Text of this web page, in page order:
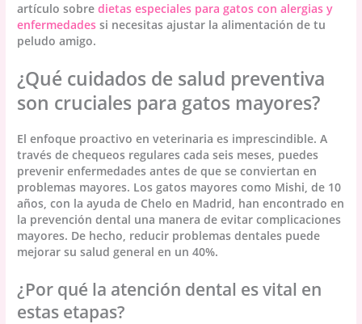
artículo sobredietas especiales para gatos con alergias y
enfermedades si necesitas ajustar la alimentación de tu
peludo amigo.
¿Qué cuidados de salud preventiva
son cruciales para gatos mayores?
El enfoque proactivo en veterinaria es imprescindible. A
través de chequeos regulares cada seis meses, puedes
prevenir enfermedades antes de que se conviertan en
problemas mayores. Los gatos mayores como Mishi, de 10
años, con la ayuda de Chelo en Madrid, han encontrado en
la prevención dental una manera de evitar complicaciones
mayores. De hecho, reducir problemas dentales puede
mejorar su salud general en un 40%.
¿Por qué la atención dental es vital en
estas etapas?